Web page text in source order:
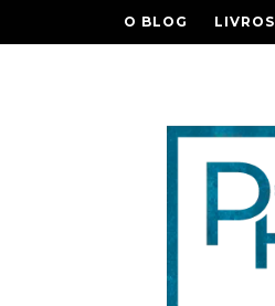
O BLOG LIVROS